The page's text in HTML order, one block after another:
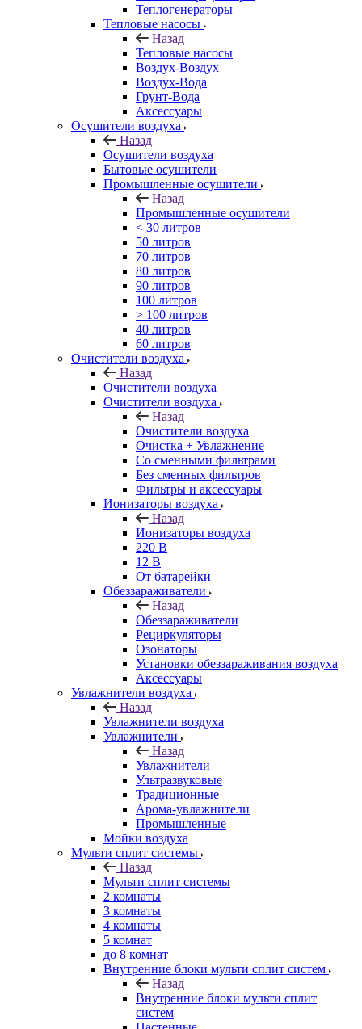
Теплогенераторы
Тепловые насосы
Назад
Тепловые насосы
Воздух-Воздух
Воздух-Вода
Грунт-Вода
Аксессуары
Осушители воздуха
Назад
Осушители воздуха
Бытовые осушители
Промышленные осушители
Назад
Промышленные осушители
< 30 литров
50 литров
70 литров
80 литров
90 литров
100 литров
> 100 литров
40 литров
60 литров
Очистители воздуха
Назад
Очистители воздуха
Очистители воздуха
Назад
Очистители воздуха
Очистка + Увлажнение
Cо сменными фильтрами
Без сменных фильтров
Фильтры и аксессуары
Ионизаторы воздуха
Назад
Ионизаторы воздуха
220 В
12 В
От батарейки
Обеззараживатели
Назад
Обеззараживатели
Рециркуляторы
Озонаторы
Установки обеззараживания воздуха
Аксессуары
Увлажнители воздуха
Назад
Увлажнители воздуха
Увлажнители
Назад
Увлажнители
Ультразвуковые
Традиционные
Арома-увлажнители
Промышленные
Мойки воздуха
Мульти сплит системы
Назад
Мульти сплит системы
2 комнаты
3 комнаты
4 комнаты
5 комнат
до 8 комнат
Внутренние блоки мульти сплит систем
Назад
Внутренние блоки мульти сплит
систем